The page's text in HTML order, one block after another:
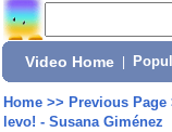
Video Home
Home>> Previous Page
levo! - Susana Giménez